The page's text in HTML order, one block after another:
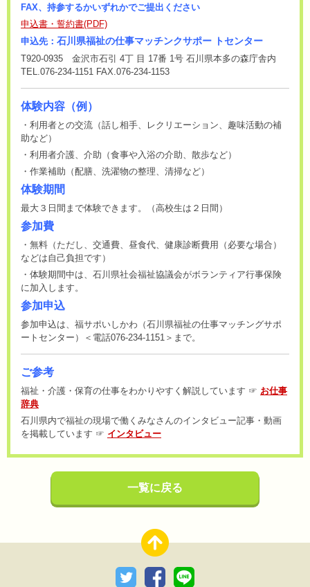
FAX、持参するかいずれかでご提出ください
申込書・誓約書(PDF)
申込先： 石川県福祉の仕事マッチンクサポー トセンター
T920-0935 金沢市石引 4丁 目 17番 1号 石川県本多の森庁舎内
TEL.076-234-1151 FAX.076-234-1153
体験内容（例）
・利用者との交流（話し相手、レクリエーション、趣味活動の補
助など）
・利用者介護、介助（食事や入浴の介助、散歩など）
・作業補助（配膳、洗濯物の整理、清掃など）
体験期間
最大３日間まで体験できます。（高校生は２日間）
参加費
・無料（ただし、交通費、昼食代、健康診断費用（必要な場合）
などは自己負担です）
・体験期間中は、石川県社会福祉協議会がボランティア行事保険
に加入します。
参加申込
参加申込は、福サポいしかわ（石川県福祉の仕事マッチングサポ
ートセンター）＜電話076-234-1151＞まで。
ご参考
福祉・介護・保育の仕事をわかりやすく解説しています ☞ お仕事
辞典
石川県内で福祉の現場で働くみなさんのインタビュー記事・動画
を掲載しています ☞ インタビュー
一覧に戻る